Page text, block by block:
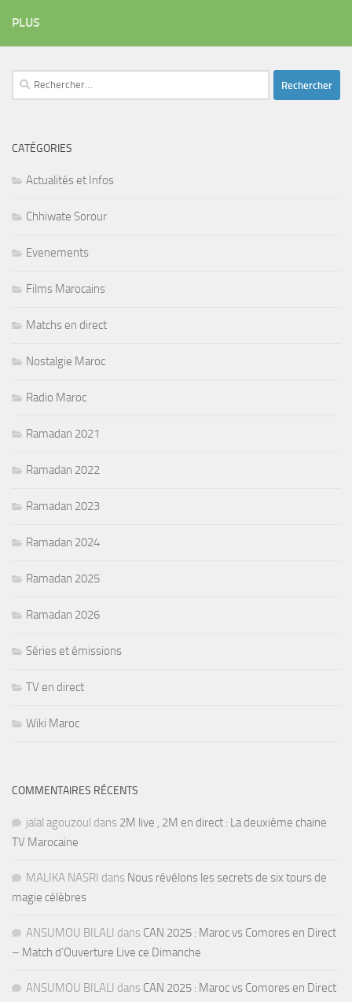
PLUS
Rechercher :
CATÉGORIES
Actualités et Infos
Chhiwate Sorour
Evenements
Films Marocains
Matchs en direct
Nostalgie Maroc
Radio Maroc
Ramadan 2021
Ramadan 2022
Ramadan 2023
Ramadan 2024
Ramadan 2025
Ramadan 2026
Séries et émissions
TV en direct
Wiki Maroc
COMMENTAIRES RÉCENTS
jalal agouzoul dans 2M live , 2M en direct : La deuxième chaine
TV Marocaine
MALIKA NASRI dans Nous révélons les secrets de six tours de
magie célèbres
ANSUMOU BILALI dans CAN 2025 : Maroc vs Comores en Direct
– Match d’Ouverture Live ce Dimanche
ANSUMOU BILALI dans CAN 2025 : Maroc vs Comores en Direct